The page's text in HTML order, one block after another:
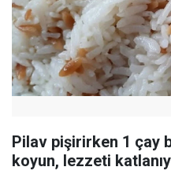
Pilav pişirirken 1 çay
koyun, lezzeti